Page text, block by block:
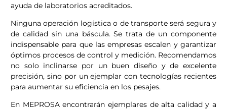
ayuda de laboratorios acreditados.
Ninguna operación logística o de transporte será segura y
de calidad sin una báscula. Se trata de un componente
indispensable para que las empresas escalen y garantizar
óptimos procesos de control y medición. Recomendamos
no solo inclinarse por un buen diseño y de excelente
precisión, sino por un ejemplar con tecnologías recientes
para aumentar su eficiencia en los pesajes.
En MEPROSA encontrarán ejemplares de alta calidad y a